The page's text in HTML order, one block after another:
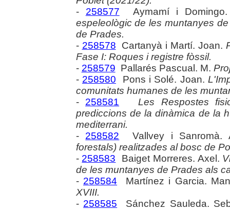
- 258577 Aymamí i
espeleològic de les muntanyes
de Prades.
- 258578 Cartanyà i Martí. Joan.
Fase I: Roques i registre fòssil.
- 258579 Pallarés Pascual. M.
- 258580 Pons i Solé. Joan.
comunitats humanes de les
- 258581
Les Respostes
prediccions de la dinàmica de la
mediterrani.
- 258582 Vallvey i Sanromà.
forestals) realitzades al bosc de
- 258583 Baiget Morreres. Axel.
de les muntanyes de Prades als
- 258584 Martínez i Garcia.
XVIII.
- 258585 Sánchez Sauleda.